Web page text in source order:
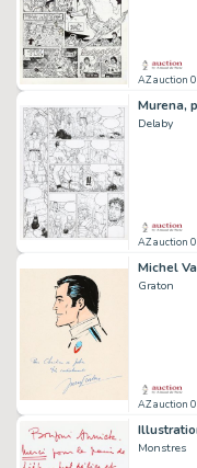
AZ auction
Murena,
Delaby
AZ auction
Graton
AZ auction
Monstres